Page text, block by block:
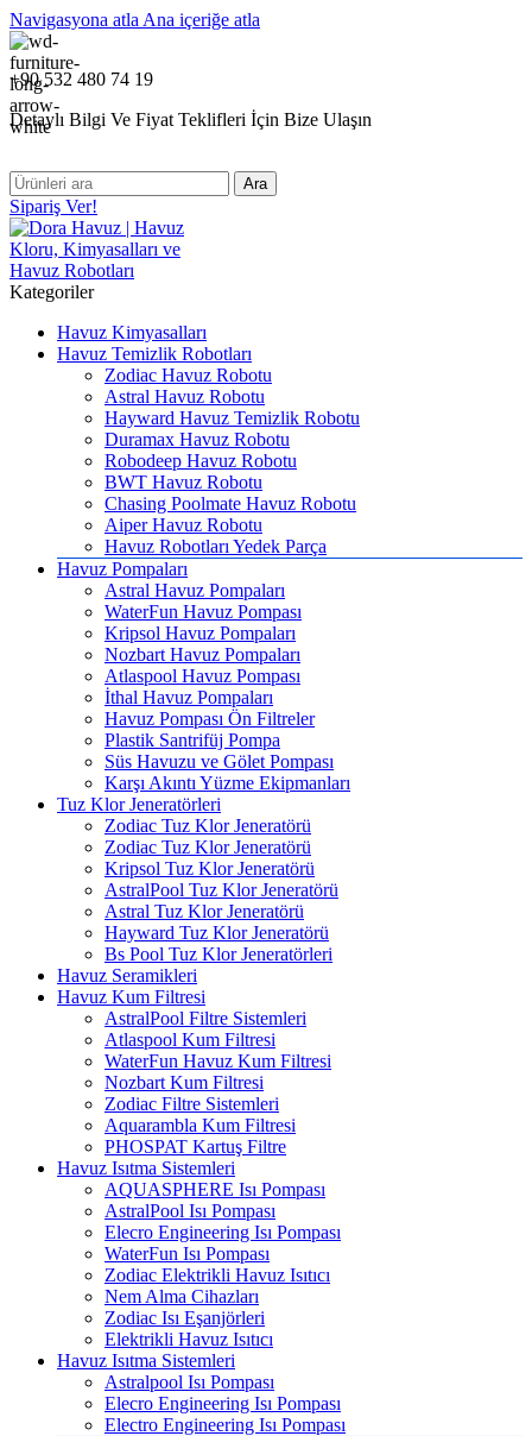
Navigasyona atla Ana içeriğe atla
+90 532 480 74 19
Detaylı Bilgi Ve Fiyat Teklifleri İçin Bize Ulaşın
Ara
Sipariş Ver!
Kategoriler
Havuz Kimyasalları
Havuz Temizlik Robotları
Zodiac Havuz Robotu
Astral Havuz Robotu
Hayward Havuz Temizlik Robotu
Duramax Havuz Robotu
Robodeep Havuz Robotu
BWT Havuz Robotu
Chasing Poolmate Havuz Robotu
Aiper Havuz Robotu
Havuz Robotları Yedek Parça
Havuz Pompaları
Astral Havuz Pompaları
WaterFun Havuz Pompası
Kripsol Havuz Pompaları
Nozbart Havuz Pompaları
Atlaspool Havuz Pompası
İthal Havuz Pompaları
Havuz Pompası Ön Filtreler
Plastik Santrifüj Pompa
Süs Havuzu ve Gölet Pompası
Karşı Akıntı Yüzme Ekipmanları
Tuz Klor Jeneratörleri
Zodiac Tuz Klor Jeneratörü
Zodiac Tuz Klor Jeneratörü
Kripsol Tuz Klor Jeneratörü
AstralPool Tuz Klor Jeneratörü
Astral Tuz Klor Jeneratörü
Hayward Tuz Klor Jeneratörü
Bs Pool Tuz Klor Jeneratörleri
Havuz Seramikleri
Havuz Kum Filtresi
AstralPool Filtre Sistemleri
Atlaspool Kum Filtresi
WaterFun Havuz Kum Filtresi
Nozbart Kum Filtresi
Zodiac Filtre Sistemleri
Aquarambla Kum Filtresi
PHOSPAT Kartuş Filtre
Havuz Isıtma Sistemleri
AQUASPHERE Isı Pompası
AstralPool Isı Pompası
Elecro Engineering Isı Pompası
WaterFun Isı Pompası
Zodiac Elektrikli Havuz Isıtıcı
Nem Alma Cihazları
Zodiac Isı Eşanjörleri
Elektrikli Havuz Isıtıcı
Havuz Isıtma Sistemleri
Astralpool Isı Pompası
Elecro Engineering Isı Pompası
Electro Engineering Isı Pompası